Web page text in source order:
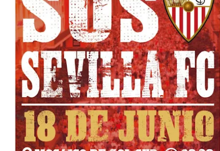
Oso es el siguiente en la lista para salir
Banquillos confirmados: así queda la cantera del
Sevilla Femenino para la 2026/27
Celta y Rayo agitan el mercado de La Liga
Previa | El Sevilla FC cierra la pretemporada con el
exigente choque ante el Bayer Leverkusen